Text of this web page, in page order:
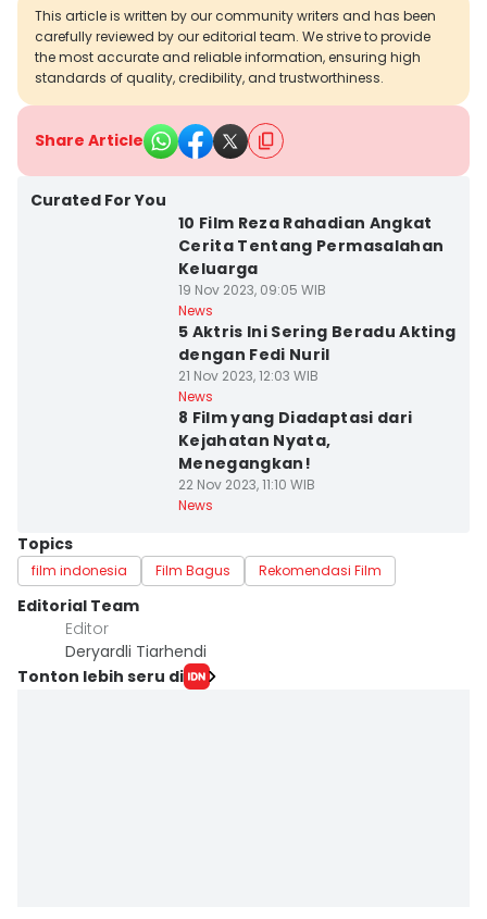
This article is written by our community writers and has been
carefully reviewed by our editorial team. We strive to provide
the most accurate and reliable information, ensuring high
standards of quality, credibility, and trustworthiness.
Share Article
Curated For You
10 Film Reza Rahadian Angkat
Cerita Tentang Permasalahan
Keluarga
19 Nov 2023, 09:05 WIB
News
5 Aktris Ini Sering Beradu Akting
dengan Fedi Nuril
21 Nov 2023, 12:03 WIB
News
8 Film yang Diadaptasi dari
Kejahatan Nyata,
Menegangkan!
22 Nov 2023, 11:10 WIB
News
Topics
film indonesia Film Bagus Rekomendasi Film
Editorial Team
Editor
Deryardli Tiarhendi
Tonton lebih seru di